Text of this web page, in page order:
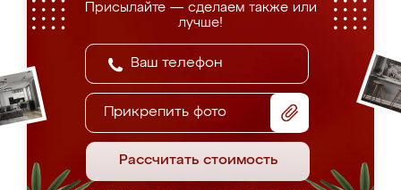
Присылайте — сделаем также или
лучше!
Прикрепить фото
Рассчитать стоимость